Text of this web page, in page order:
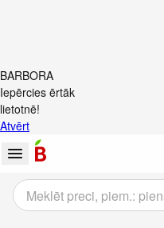
BARBORA
Iepērcies ērtāk
lietotnē!
Atvērt